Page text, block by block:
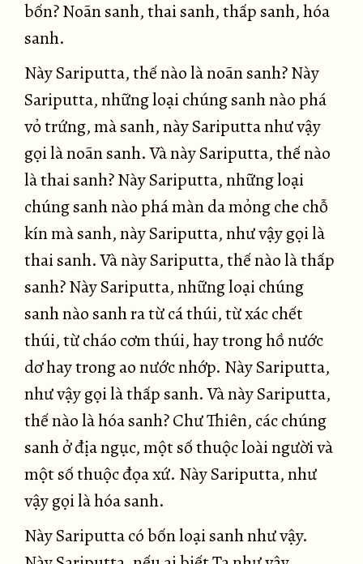
bốn? Noãn sanh, thai sanh, thấp sanh, hóa
sanh.
Này Sariputta, thế nào là noãn sanh? Này
Sariputta, những loại chúng sanh nào phá
vỏ trứng, mà sanh, này Sariputta như vậy
gọi là noãn sanh. Và này Sariputta, thế nào
là thai sanh? Này Sariputta, những loại
chúng sanh nào phá màn da mỏng che chỗ
kín mà sanh, này Sariputta, như vậy gọi là
thai sanh. Và này Sariputta, thế nào là thấp
sanh? Này Sariputta, những loại chúng
sanh nào sanh ra từ cá thúi, từ xác chết
thúi, từ cháo cơm thúi, hay trong hồ nước
dơ hay trong ao nước nhớp. Này Sariputta,
như vậy gọi là thấp sanh. Và này Sariputta,
thế nào là hóa sanh? Chư Thiên, các chúng
sanh ở địa ngục, một số thuộc loài người và
một số thuộc đọa xứ. Này Sariputta, như
vậy gọi là hóa sanh.
Này Sariputta có bốn loại sanh như vậy.